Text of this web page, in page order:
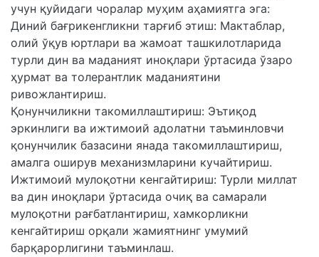
учун қуйидаги чоралар муҳим аҳамиятга эга:
Диний бағрикенгликни тарғиб этиш: Мактаблар,
олий ўқув юртлари ва жамоат ташкилотларида
турли дин ва маданият иноқлари ўртасида ўзаро
ҳурмат ва толерантлик маданиятини
ривожлантириш.
Қонунчиликни такомиллаштириш: Эътиқод
эркинлиги ва ижтимоий адолатни таъминловчи
қонунчилик базасини янада такомиллаштириш,
амалга оширув механизмларини кучайтириш.
Ижтимоий мулоқотни кенгайтириш: Турли миллат
ва дин иноқлари ўртасида очиқ ва самарали
мулоқотни рағбатлантириш, хамкорликни
кенгайтириш орқали жамиятнинг умумий
барқарорлигини таъминлаш.